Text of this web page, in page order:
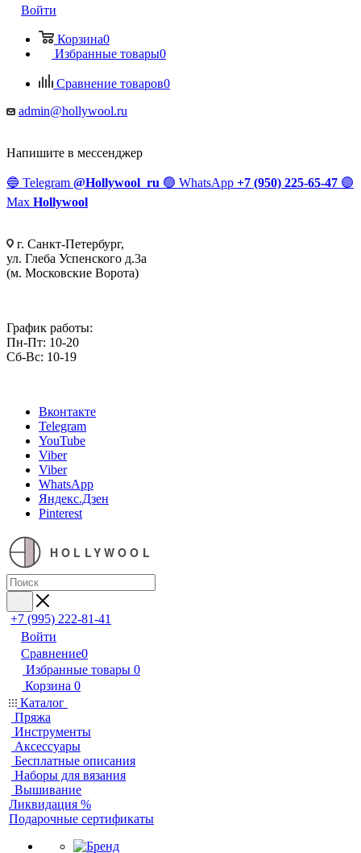
Войти
Корзина0
Избранные товары0
Сравнение товаров0
admin@hollywool.ru
Напишите в мессенджер
🔵 Telegram @Hollywool_ru 🟢 WhatsApp +7 (950) 225-65-47 🟣
Max Hollywool
г. Санкт-Петербург,
ул. Глеба Успенского д.3а
(м. Московские Ворота)
График работы:
Пн-Пт: 10-20
Сб-Вс: 10-19
Вконтакте
Telegram
YouTube
Viber
Viber
WhatsApp
Яндекс.Дзен
Pinterest
HOLLYWOOL
+7 (995) 222-81-41
Войти
Сравнение0
Избранные товары 0
Корзина 0
Каталог
Пряжа
Инструменты
Аксессуары
Бесплатные описания
Наборы для вязания
Вышивание
Ликвидация %
Подарочные сертификаты